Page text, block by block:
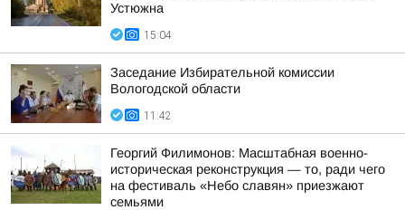
Устюжна
15:04
Заседание Избирательной комиссии
Вологодской области
11:42
Георгий Филимонов: Масштабная военно-
историческая реконструкция — то, ради чего
на фестиваль «Небо славян» приезжают
семьями